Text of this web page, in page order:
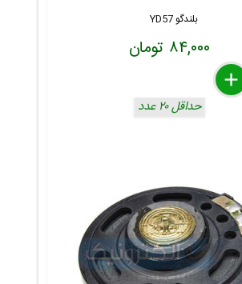
بلندگو YD57
۸۴,۰۰۰ تومان
delete
remove
add
حداقل ۲۰ عدد